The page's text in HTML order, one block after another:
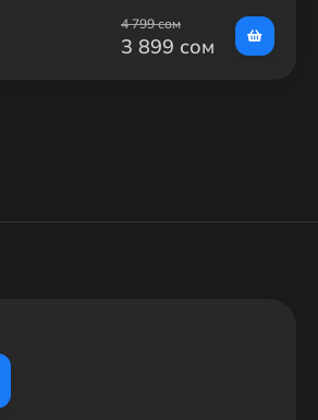
4 799 сом
3 899 сом